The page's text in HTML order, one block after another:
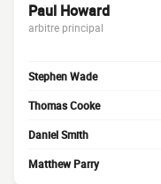
Paul Howard
arbitre principal
Stephen Wade
Thomas Cooke
Daniel Smith
Matthew Parry